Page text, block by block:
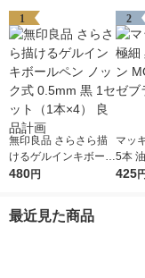
1
無印良品 さらさら描
けるゲルインキボール
ペン ノック式 0.5mm
480円
2
マッ
5本
-MC-
425円
最近見た商品